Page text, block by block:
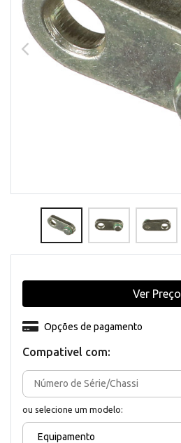
Compativel com:
ou selecione um modelo:
Equipamento
Opções de pagamento
Ver Preço